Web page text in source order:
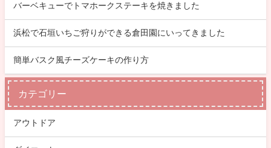
バーベキューでトマホークステーキを焼きました
浜松で石垣いちご狩りができる倉田園にいってきました
簡単バスク風チーズケーキの作り方
カテゴリー
アウトドア